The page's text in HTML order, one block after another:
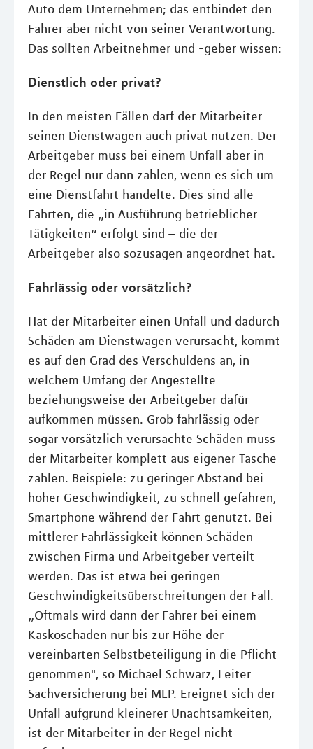
Auto dem Unternehmen; das entbindet den
Fahrer aber nicht von seiner Verantwortung.
Das sollten Arbeitnehmer und -geber wissen:
Dienstlich oder privat?
In den meisten Fällen darf der Mitarbeiter
seinen Dienstwagen auch privat nutzen. Der
Arbeitgeber muss bei einem Unfall aber in
der Regel nur dann zahlen, wenn es sich um
eine Dienstfahrt handelte. Dies sind alle
Fahrten, die „in Ausführung betrieblicher
Tätigkeiten“ erfolgt sind – die der
Arbeitgeber also sozusagen angeordnet hat.
Fahrlässig oder vorsätzlich?
Hat der Mitarbeiter einen Unfall und dadurch
Schäden am Dienstwagen verursacht, kommt
es auf den Grad des Verschuldens an, in
welchem Umfang der Angestellte
beziehungsweise der Arbeitgeber dafür
aufkommen müssen. Grob fahrlässig oder
sogar vorsätzlich verursachte Schäden muss
der Mitarbeiter komplett aus eigener Tasche
zahlen. Beispiele: zu geringer Abstand bei
hoher Geschwindigkeit, zu schnell gefahren,
Smartphone während der Fahrt genutzt. Bei
mittlerer Fahrlässigkeit können Schäden
zwischen Firma und Arbeitgeber verteilt
werden. Das ist etwa bei geringen
Geschwindigkeitsüberschreitungen der Fall.
„Oftmals wird dann der Fahrer bei einem
Kaskoschaden nur bis zur Höhe der
vereinbarten Selbstbeteiligung in die Pflicht
genommen", so Michael Schwarz, Leiter
Sachversicherung bei MLP. Ereignet sich der
Unfall aufgrund kleinerer Unachtsamkeiten,
ist der Mitarbeiter in der Regel nicht